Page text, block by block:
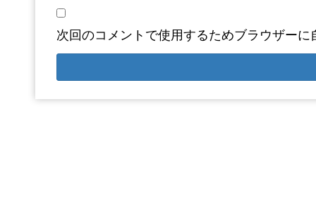
次回のコメントで使用するためブラウザー